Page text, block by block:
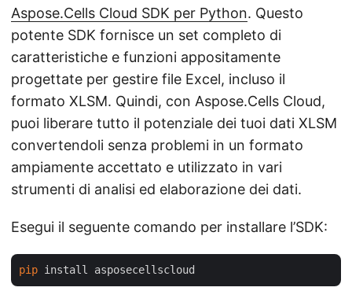
Aspose.Cells Cloud SDK per Python. Questo
potente SDK fornisce un set completo di
caratteristiche e funzioni appositamente
progettate per gestire file Excel, incluso il
formato XLSM. Quindi, con Aspose.Cells Cloud,
puoi liberare tutto il potenziale dei tuoi dati XLSM
convertendoli senza problemi in un formato
ampiamente accettato e utilizzato in vari
strumenti di analisi ed elaborazione dei dati.
Esegui il seguente comando per installare l’SDK:
pip